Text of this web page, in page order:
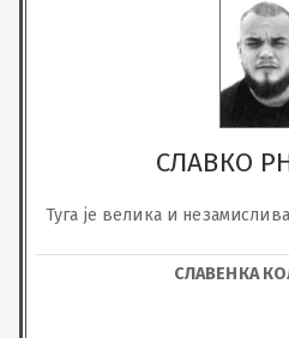
СЛАВКО
Туга је велика и
СЛАВЕНКА